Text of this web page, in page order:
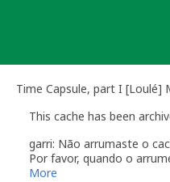
Time Capsule, part I [Loulé]
This cache has been
garri: Não arrumaste o
Por favor, quando o
rapidamente.
More